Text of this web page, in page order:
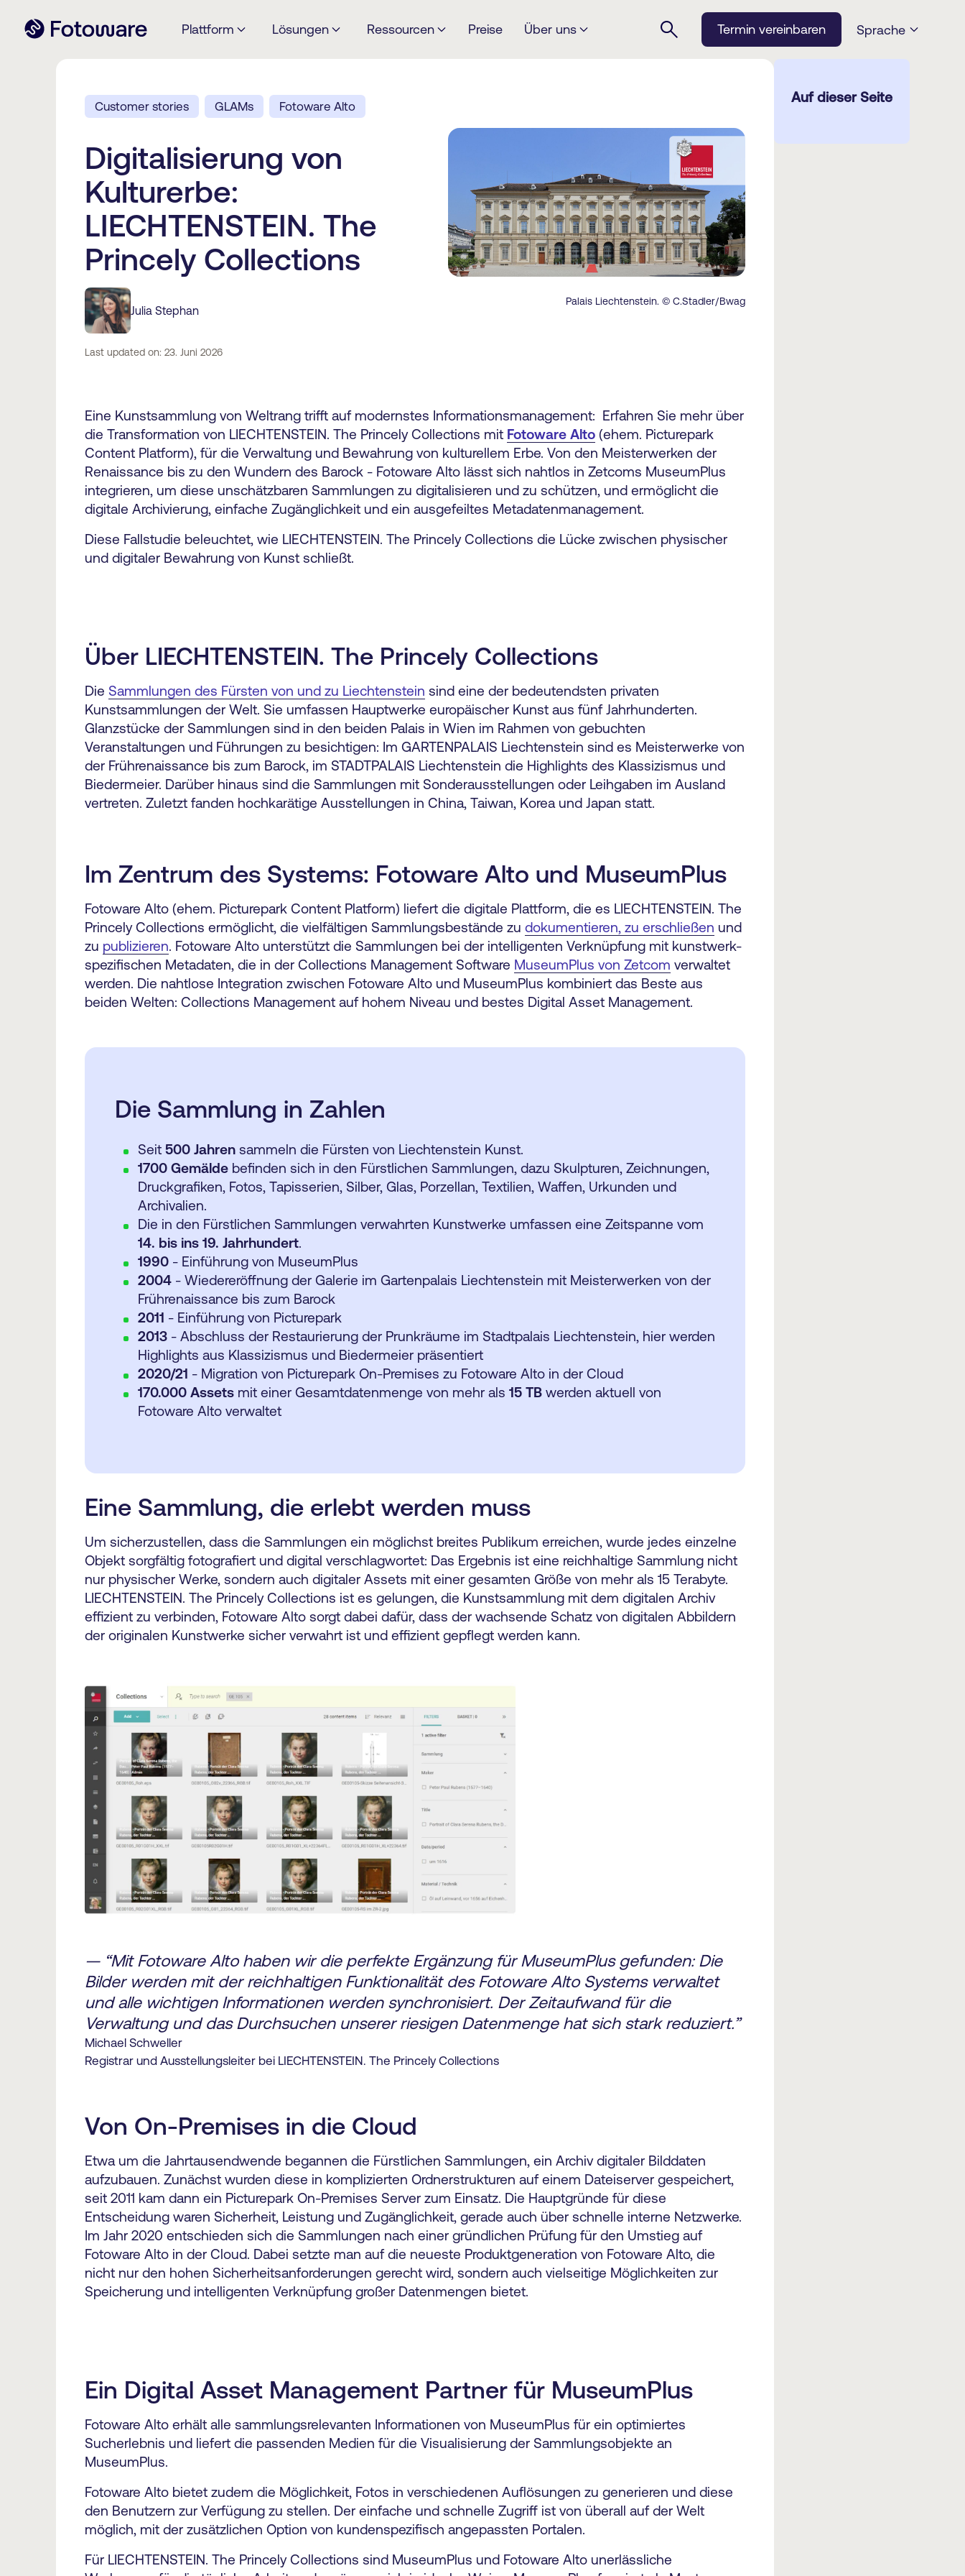
Plattform Lösungen Ressourcen Preise Über uns Termin vereinbaren Sprache
Palais Liechtenstein. © C.Stadler/Bwag
Customer stories GLAMs Fotoware Alto
Digitalisierung von
Kulturerbe:
LIECHTENSTEIN. The
Princely Collections
Julia Stephan
Last updated on: 23. Juni 2026
Eine Kunstsammlung von Weltrang trifft auf modernstes Informationsmanagement: Erfahren Sie mehr über
die Transformation von LIECHTENSTEIN. The Princely Collections mit Fotoware Alto(ehem. Picturepark
Content Platform), für die Verwaltung und Bewahrung von kulturellem Erbe. Von den Meisterwerken der
Renaissance bis zu den Wundern des Barock - Fotoware Alto lässt sich nahtlos in Zetcoms MuseumPlus
integrieren, um diese unschätzbaren Sammlungen zu digitalisieren und zu schützen, und ermöglicht die
digitale Archivierung, einfache Zugänglichkeit und ein ausgefeiltes Metadatenmanagement.
Diese Fallstudie beleuchtet, wie LIECHTENSTEIN. The Princely Collections die Lücke zwischen physischer
und digitaler Bewahrung von Kunst schließt.
Über LIECHTENSTEIN. The Princely Collections
Die Sammlungen des Fürsten von und zu Liechtenstein sind eine der bedeutendsten privaten
Kunstsammlungen der Welt. Sie umfassen Hauptwerke europäischer Kunst aus fünf Jahrhunderten.
Glanzstücke der Sammlungen sind in den beiden Palais in Wien im Rahmen von gebuchten
Veranstaltungen und Führungen zu besichtigen: Im GARTENPALAIS Liechtenstein sind es Meisterwerke von
der Frührenaissance bis zum Barock, im STADTPALAIS Liechtenstein die Highlights des Klassizismus und
Biedermeier. Darüber hinaus sind die Sammlungen mit Sonderausstellungen oder Leihgaben im Ausland
vertreten. Zuletzt fanden hochkarätige Ausstellungen in China, Taiwan, Korea und Japan statt.
Im Zentrum des Systems: Fotoware Alto und MuseumPlus
Fotoware Alto (ehem. Picturepark Content Platform) liefert die digitale Plattform, die es LIECHTENSTEIN. The
Princely Collections ermöglicht, die vielfältigen Sammlungsbestände zu dokumentieren, zu erschließen und
zu publizieren. Fotoware Alto unterstützt die Sammlungen bei der intelligenten Verknüpfung mit kunstwerk-
spezifischen Metadaten, die in der Collections Management Software MuseumPlus von Zetcom verwaltet
werden. Die nahtlose Integration zwischen Fotoware Alto und MuseumPlus kombiniert das Beste aus
beiden Welten: Collections Management auf hohem Niveau und bestes Digital Asset Management.
Die Sammlung in Zahlen
Seit 500 Jahrensammeln die Fürsten von Liechtenstein Kunst.
1700 Gemälde befinden sich in den Fürstlichen Sammlungen, dazu Skulpturen, Zeichnungen,
Druckgrafiken, Fotos, Tapisserien, Silber, Glas, Porzellan, Textilien, Waffen, Urkunden und
Archivalien.
Die in den Fürstlichen Sammlungen verwahrten Kunstwerke umfassen eine Zeitspanne vom
14. bis ins 19. Jahrhundert.
1990- Einführung von MuseumPlus
2004- Wiedereröffnung der Galerie im Gartenpalais Liechtenstein mit Meisterwerken von der
Frührenaissance bis zum Barock
2011 - Einführung von Picturepark
2013 - Abschluss der Restaurierung der Prunkräume im Stadtpalais Liechtenstein, hier werden
Highlights aus Klassizismus und Biedermeier präsentiert
2020/21 - Migration von Picturepark On-Premises zu Fotoware Alto in der Cloud
170.000 Assets mit einer Gesamtdatenmenge von mehr als 15 TBwerden aktuell von
Fotoware Alto verwaltet
Eine Sammlung, die erlebt werden muss
Um sicherzustellen, dass die Sammlungen ein möglichst breites Publikum erreichen, wurde jedes einzelne
Objekt sorgfältig fotografiert und digital verschlagwortet: Das Ergebnis ist eine reichhaltige Sammlung nicht
nur physischer Werke, sondern auch digitaler Assets mit einer gesamten Größe von mehr als 15 Terabyte.
LIECHTENSTEIN. The Princely Collections ist es gelungen, die Kunstsammlung mit dem digitalen Archiv
effizient zu verbinden, Fotoware Alto sorgt dabei dafür, dass der wachsende Schatz von digitalen Abbildern
der originalen Kunstwerke sicher verwahrt ist und effizient gepflegt werden kann.
— “Mit Fotoware Alto haben wir die perfekte Ergänzung für MuseumPlus gefunden: Die
Bilder werden mit der reichhaltigen Funktionalität des Fotoware Alto Systems verwaltet
und alle wichtigen Informationen werden synchronisiert. Der Zeitaufwand für die
Verwaltung und das Durchsuchen unserer riesigen Datenmenge hat sich stark reduziert.”
Michael Schweller
Registrar und Ausstellungsleiter bei LIECHTENSTEIN. The Princely Collections
Von On-Premises in die Cloud
Etwa um die Jahrtausendwende begannen die Fürstlichen Sammlungen, ein Archiv digitaler Bilddaten
aufzubauen. Zunächst wurden diese in komplizierten Ordnerstrukturen auf einem Dateiserver gespeichert,
seit 2011 kam dann ein Picturepark On-Premises Server zum Einsatz. Die Hauptgründe für diese
Entscheidung waren Sicherheit, Leistung und Zugänglichkeit, gerade auch über schnelle interne Netzwerke.
Im Jahr 2020 entschieden sich die Sammlungen nach einer gründlichen Prüfung für den Umstieg auf
Fotoware Alto in der Cloud. Dabei setzte man auf die neueste Produktgeneration von Fotoware Alto, die
nicht nur den hohen Sicherheitsanforderungen gerecht wird, sondern auch vielseitige Möglichkeiten zur
Speicherung und intelligenten Verknüpfung großer Datenmengen bietet.
Ein Digital Asset Management Partner für MuseumPlus
Fotoware Alto erhält alle sammlungsrelevanten Informationen von MuseumPlus für ein optimiertes
Sucherlebnis und liefert die passenden Medien für die Visualisierung der Sammlungsobjekte an
MuseumPlus.
Fotoware Alto bietet zudem die Möglichkeit, Fotos in verschiedenen Auflösungen zu generieren und diese
den Benutzern zur Verfügung zu stellen. Der einfache und schnelle Zugriff ist von überall auf der Welt
möglich, mit der zusätzlichen Option von kundenspezifisch angepassten Portalen.
Für LIECHTENSTEIN. The Princely Collections sind MuseumPlus und Fotoware Alto unerlässliche
Auf dieser Seite